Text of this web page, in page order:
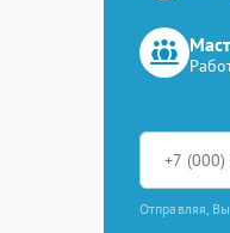
Отправляя,